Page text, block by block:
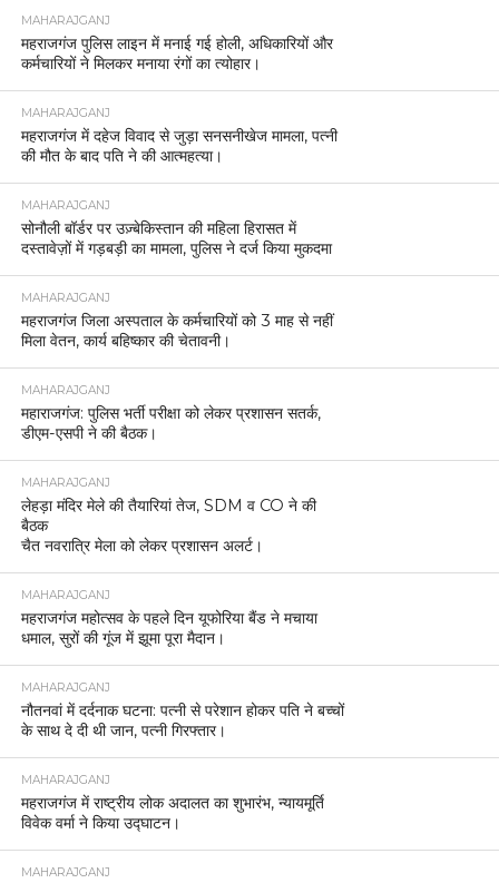
MAHARAJGANJ
महराजगंज पुलिस लाइन में मनाई गई होली, अधिकारियों और
कर्मचारियों ने मिलकर मनाया रंगों का त्योहार।
MAHARAJGANJ
महराजगंज में दहेज विवाद से जुड़ा सनसनीखेज मामला, पत्नी
की मौत के बाद पति ने की आत्महत्या।
MAHARAJGANJ
सोनौली बॉर्डर पर उज़्बेकिस्तान की महिला हिरासत में
दस्तावेज़ों में गड़बड़ी का मामला, पुलिस ने दर्ज किया मुकदमा
MAHARAJGANJ
महराजगंज जिला अस्पताल के कर्मचारियों को 3 माह से नहीं
मिला वेतन, कार्य बहिष्कार की चेतावनी।
MAHARAJGANJ
महाराजगंज: पुलिस भर्ती परीक्षा को लेकर प्रशासन सतर्क,
डीएम-एसपी ने की बैठक।
MAHARAJGANJ
लेहड़ा मंदिर मेले की तैयारियां तेज, SDM व CO ने की
बैठक
चैत नवरात्रि मेला को लेकर प्रशासन अलर्ट।
MAHARAJGANJ
महराजगंज महोत्सव के पहले दिन यूफोरिया बैंड ने मचाया
धमाल, सुरों की गूंज में झूमा पूरा मैदान।
MAHARAJGANJ
नौतनवां में दर्दनाक घटना: पत्नी से परेशान होकर पति ने बच्चों
के साथ दे दी थी जान, पत्नी गिरफ्तार।
MAHARAJGANJ
महराजगंज में राष्ट्रीय लोक अदालत का शुभारंभ, न्यायमूर्ति
विवेक वर्मा ने किया उद्घाटन।
MAHARAJGANJ